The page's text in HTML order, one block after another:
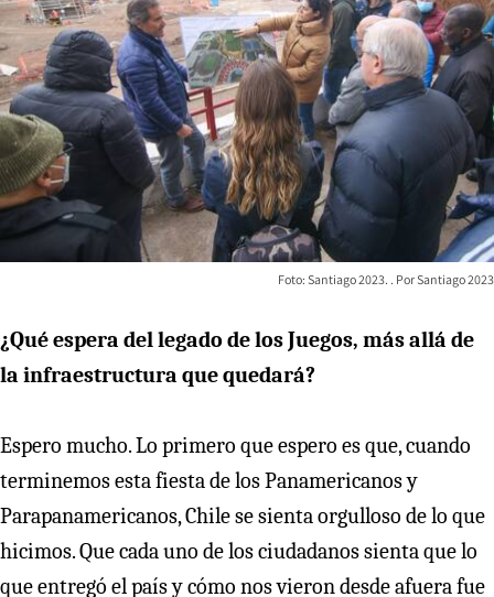
Foto: Santiago 2023. Santiago 2023
¿Qué espera del legado de los Juegos, más allá de
la infraestructura que quedará?
Espero mucho. Lo primero que espero es que, cuando
terminemos esta fiesta de los Panamericanos y
Parapanamericanos, Chile se sienta orgulloso de lo que
hicimos. Que cada uno de los ciudadanos sienta que lo
que entregó el país y cómo nos vieron desde afuera fue